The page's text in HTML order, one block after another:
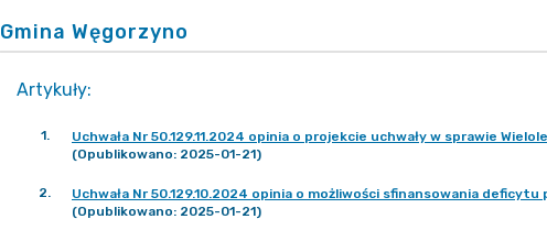
Gmina Węgorzyno
Artykuły:
1.
Uchwała Nr 50.129.11.2024 opinia o projekcie uchwały w sprawie
(Opublikowano: 2025-01-21)
2.
Uchwała Nr 50.129.10.2024 opinia o możliwości sfinansowania
(Opublikowano: 2025-01-21)